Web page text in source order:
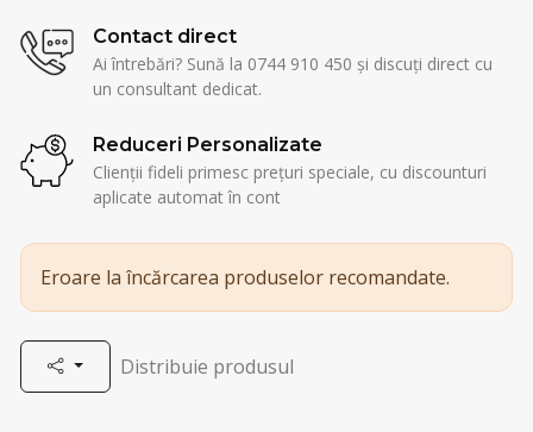
Contact direct
Ai întrebări? Sună la 0744 910 450 și discuți direct cu
un consultant dedicat.
Reduceri Personalizate
Clienții fideli primesc prețuri speciale, cu discounturi
aplicate automat în cont
Eroare la încărcarea produselor recomandate.
Distribuie produsul